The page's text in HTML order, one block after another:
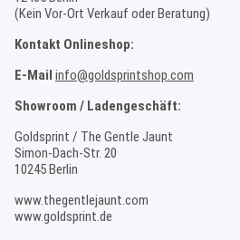
(Kein Vor-Ort Verkauf oder Beratung)
Kontakt Onlineshop:
E-Mail info@goldsprintshop.com
Showroom / Ladengeschäft:
Goldsprint / The Gentle Jaunt
Simon-Dach-Str. 20
10245 Berlin
www.thegentlejaunt.com
www.goldsprint.de